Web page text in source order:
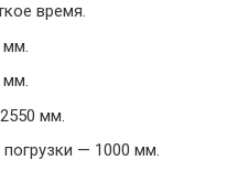
время.
мм.
мм.
— 1000 мм.